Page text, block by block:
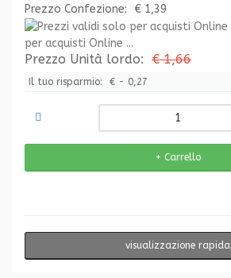
Prezzo Confezione:
€ 1,39
per acquisti Online ...
Prezzo Unità lordo: € 1,66
Il tuo risparmio: € - 0,27
visualizzazione rapida